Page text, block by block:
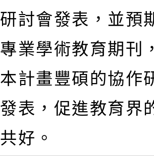
研討會發表，並預
專業學術教育期刊
本計畫豐碩的協作
發表，促進教育界
共好。